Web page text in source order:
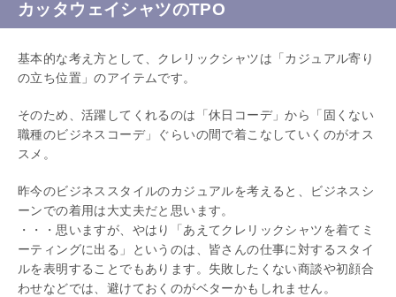
カッタウェイシャツのTPO
基本的な考え方として、クレリックシャツは「カジュアル寄り
の立ち位置」のアイテムです。
そのため、活躍してくれるのは「休日コーデ」から「固くない
職種のビジネスコーデ」ぐらいの間で着こなしていくのがオス
スメ。
昨今のビジネススタイルのカジュアルを考えると、ビジネスシ
ーンでの着用は大丈夫だと思います。
・・・思いますが、やはり「あえてクレリックシャツを着てミ
ーティングに出る」というのは、皆さんの仕事に対するスタイ
ルを表明することでもあります。失敗したくない商談や初顔合
わせなどでは、避けておくのがベターかもしれません。